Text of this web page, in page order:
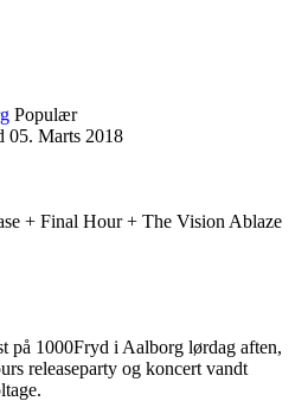
Populær
05. Marts 2018
+ Final Hour + The Vision Ablaze
1000Fryd i Aalborg lørdag aften,
releaseparty og koncert vandt